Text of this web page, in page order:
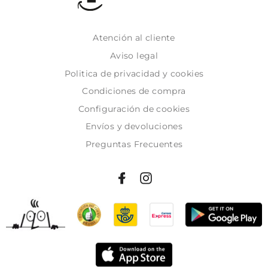
Atención al cliente
Aviso legal
Politica de privacidad y cookies
Condiciones de compra
Configuración de cookies
Envíos y devoluciones
Preguntas Frecuentes